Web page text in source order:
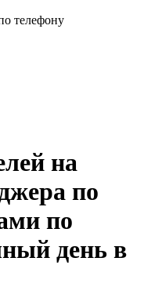
телефону
на
по
по
день в